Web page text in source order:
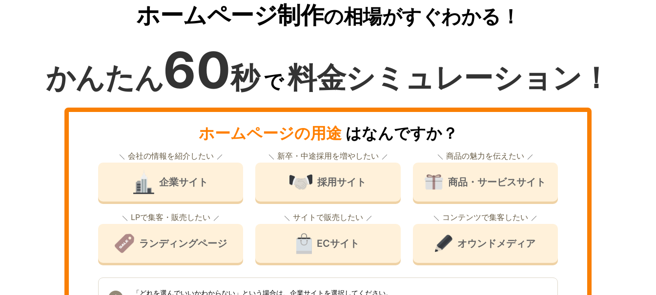
ホームページ制作の相場がすぐわかる！
かんたん60秒で料金シミュレーション！
ホームページの用途はなんですか？
会社の情報を紹介したい
企業サイト
新卒・中途採用を増やしたい
採用サイト
商品の魅力を伝えたい
商品・サービスサイト
LPで集客・販売したい
ランディングページ
サイトで販売したい
ECサイト
コンテンツで集客したい
オウンドメディア
「どれを選んでいいかわからない」という場合は、企業サイトを選択してください。